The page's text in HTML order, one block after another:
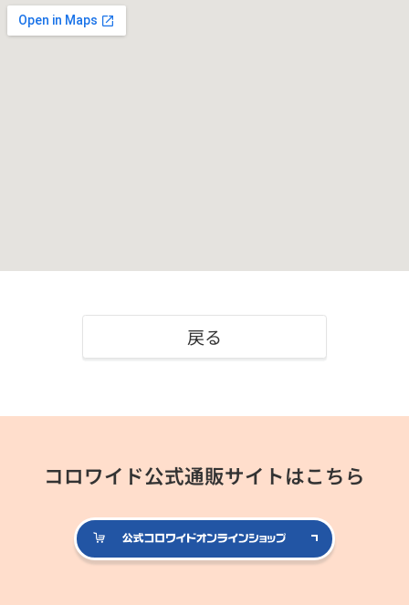
戻る
コロワイド公式通販サイトはこちら
公式コロ